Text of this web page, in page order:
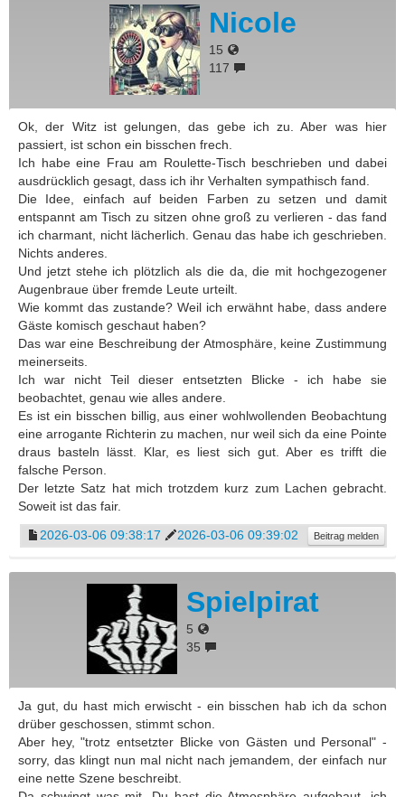
Nicole
15
117
Ok, der Witz ist gelungen, das gebe ich zu. Aber was hier
passiert, ist schon ein bisschen frech.
Ich habe eine Frau am Roulette-Tisch beschrieben und dabei
ausdrücklich gesagt, dass ich ihr Verhalten sympathisch fand.
Die Idee, einfach auf beiden Farben zu setzen und damit
entspannt am Tisch zu sitzen ohne groß zu verlieren - das fand
ich charmant, nicht lächerlich. Genau das habe ich geschrieben.
Nichts anderes.
Und jetzt stehe ich plötzlich als die da, die mit hochgezogener
Augenbraue über fremde Leute urteilt.
Wie kommt das zustande? Weil ich erwähnt habe, dass andere
Gäste komisch geschaut haben?
Das war eine Beschreibung der Atmosphäre, keine Zustimmung
meinerseits.
Ich war nicht Teil dieser entsetzten Blicke - ich habe sie
beobachtet, genau wie alles andere.
Es ist ein bisschen billig, aus einer wohlwollenden Beobachtung
eine arrogante Richterin zu machen, nur weil sich da eine Pointe
draus basteln lässt. Klar, es liest sich gut. Aber es trifft die
falsche Person.
Der letzte Satz hat mich trotzdem kurz zum Lachen gebracht.
Soweit ist das fair.
2026-03-06 09:38:17
2026-03-06 09:39:02 Beitrag melden
Spielpirat
5
35
Ja gut, du hast mich erwischt - ein bisschen hab ich da schon
drüber geschossen, stimmt schon.
Aber hey, "trotz entsetzter Blicke von Gästen und Personal" -
sorry, das klingt nun mal nicht nach jemandem, der einfach nur
eine nette Szene beschreibt.